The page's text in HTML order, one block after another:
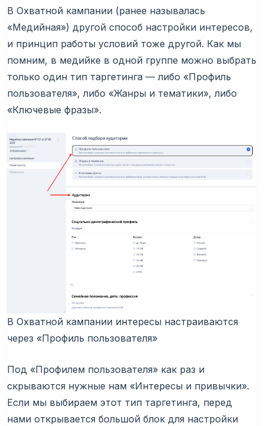
В Охватной кампании (ранее называлась
«Медийная») другой способ настройки интересов,
и принцип работы условий тоже другой. Как мы
помним, в медийке в одной группе можно выбрать
только один тип таргетинга — либо «Профиль
пользователя», либо «Жанры и тематики», либо
«Ключевые фразы».
В Охватной кампании интересы настраиваются
через «Профиль пользователя»
Под «Профилем пользователя» как раз и
скрываются нужные нам «Интересы и привычки».
Если мы выбираем этот тип таргетинга, перед
нами открывается большой блок для настройки